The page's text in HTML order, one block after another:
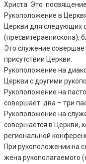
Христа. Это
Рукоположение в
Церкви для следующих
(пресвитераепископа),
Это служение
присутствии Церкви.
Рукоположение на
Церкви с другими
Рукоположение на
совершает два – три
Рукоположение на
совершается в Церкви,
региональной
При рукоположении на
жена рукополагаемого